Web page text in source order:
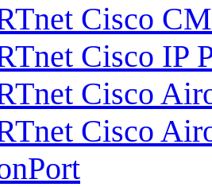
Cisco
Cisco IP
Cisco
Cisco